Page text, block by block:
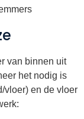
van binnen uit
het nodig is
vloer) en de vloer